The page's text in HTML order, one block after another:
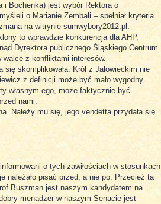
i Bochenka) jest wybór Rektora o
o Marianie Zembali – spełniał kryteria
na witrynie sumwybory2012.pl.
to wprawdzie konkurencja dla AHP,
Dyrektora publicznego Śląskiego Centrum
walce z konfliktami interesów.
skomplikowała. Król z Jałowieckim nie
z definicji może być mało wygodny.
własnym ego, może faktycznie być
nami.
Należy mu się, jego vendetta przydała się
o tych zawiłościach w stosunkach
należało pisać przed, a nie po. Przecież ta
jest naszym kandydatem na
menadżer w naszym Senacie jest